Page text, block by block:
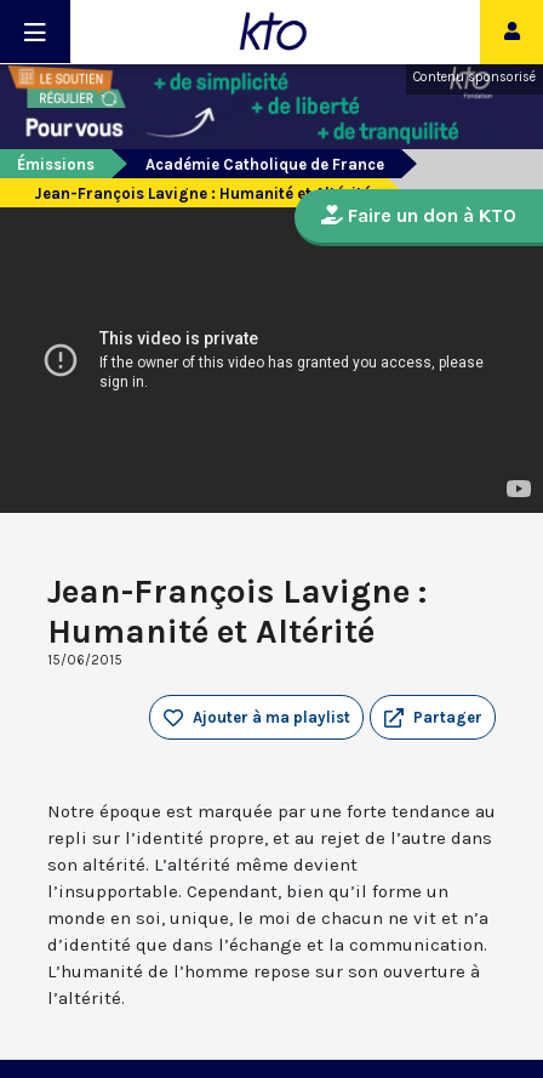
Contenu sponsorisé
Émissions
Académie Catholique de France
Jean-François Lavigne : Humanité et Altérité
Jean-François Lavigne :
Humanité et Altérité
15/06/2015
Partager
Ajouter à ma playlist
Notre époque est marquée par une forte tendance au
repli sur l’identité propre, et au rejet de l’autre dans
son altérité. L’altérité même devient
l’insupportable. Cependant, bien qu’il forme un
monde en soi, unique, le moi de chacun ne vit et n’a
d’identité que dans l’échange et la communication.
L’humanité de l’homme repose sur son ouverture à
l’altérité.
Faire un don à KTO